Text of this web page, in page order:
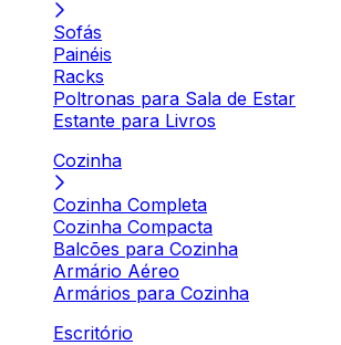
Sofás
Painéis
Racks
Poltronas para Sala de Estar
Estante para Livros
Cozinha
Cozinha Completa
Cozinha Compacta
Balcões para Cozinha
Armário Aéreo
Armários para Cozinha
Escritório